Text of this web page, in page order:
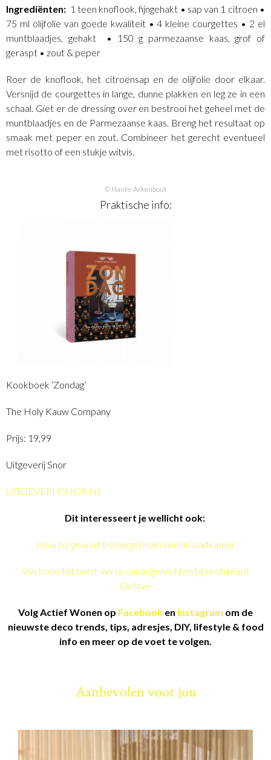
Ingrediënten: 1 teen knoflook, fijngehakt • sap van 1 citroen •
75 ml olijfolie van goede kwaliteit • 4 kleine courgettes • 2 el
muntblaadjes, gehakt • 150 g parmezaanse kaas, grof of
geraspt • zout & peper
Roer de knoflook, het citroensap en de olijfolie door elkaar.
Versnijd de courgettes in lange, dunne plakken en leg ze in een
schaal. Giet er de dressing over en bestrooi het geheel met de
muntblaadjes en de Parmezaanse kaas. Breng het resultaat op
smaak met peper en zout. Combineer het gerecht eventueel
met risotto of een stukje witvis.
© Hanke Arkenbout
Praktische info:
Kookboek ‘Zondag’
The Holy Kauw Company
Prijs: 19,99
Uitgeverij Snor
UITGEVERIJSNOR.NL
Dit interesseert je wellicht ook:
How to: gewaxt beton gebruiken in de badkamer
Van boon tot bord: verse cacaogerechten bij restaurant
Octave
Volg Actief Wonen op Facebook en Instagram om de
nieuwste deco trends, tips, adresjes, DIY, lifestyle & food
info en meer op de voet te volgen.
Aanbevolen voor jou